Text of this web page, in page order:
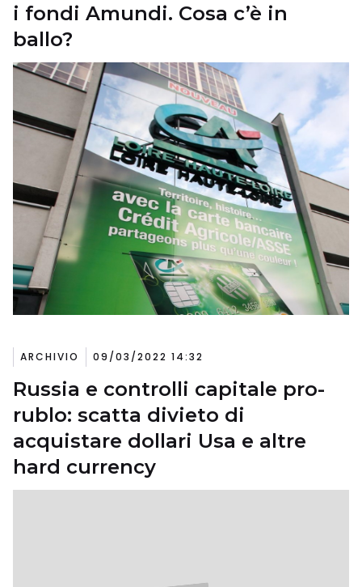
i fondi Amundi. Cosa c’è in
ballo?
ARCHIVIO 09/03/2022 14:32
Russia e controlli capitale pro-
rublo: scatta divieto di
acquistare dollari Usa e altre
hard currency